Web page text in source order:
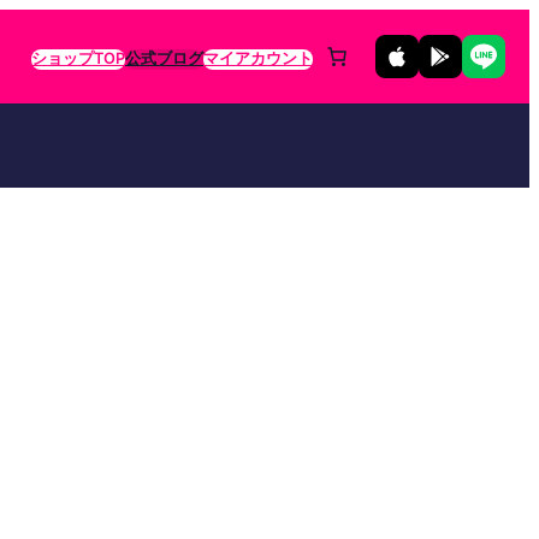
ショップTOP公式ブログマイアカウント